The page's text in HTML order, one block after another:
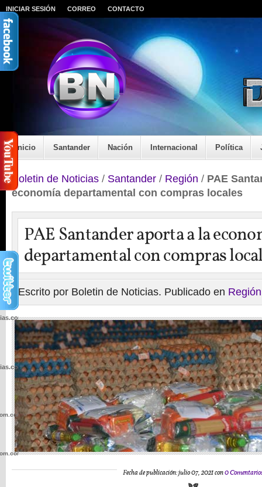
INICIAR SESIÓN CORREO CONTACTO
Inicio Santander Nación Internacional Política
Boletin de Noticias / Santander / Región / PAE
economía departamental con compras locales
PAE Santander aporta a la
departamental con compras
Escrito por Boletin de Noticias. Publicado en Región
Fecha de publicación: julio 07, 2021 con0
wp-
wp-
wp-
wp-